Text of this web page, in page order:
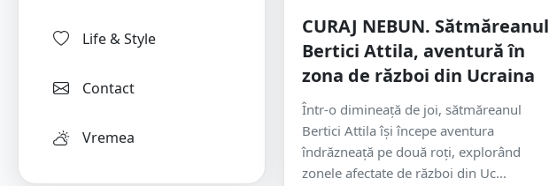
Life & Style
Contact
Vremea
CURAJ NEBUN. Sătmăreanul
Bertici Attila, aventură în
zona de război din Ucraina
Într-o dimineață de joi, sătmăreanul
Bertici Attila își începe aventura
îndrăzneață pe două roți, explorând
zonele afectate de război din Uc...